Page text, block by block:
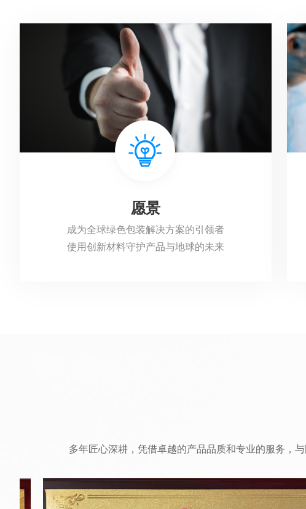
愿景
成为全球绿色包装解决方案的引领者
使用创新材料守护产品与地球的未来
多年匠心深耕，凭借卓越的产品品质和专业的服务，